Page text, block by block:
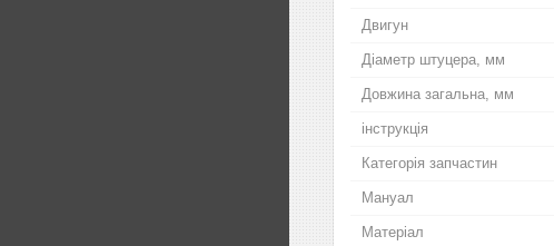
Двигун
Діаметр штуцера, мм
Довжина загальна, мм
інструкція
Категорія запчастин
Мануал
Матеріал